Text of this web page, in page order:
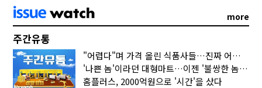
more
주간유통
"어렵다"며 가격 올린 식품사들…진짜 어려운 거 맞아?
'나쁜 놈'이라던 대형마트…이젠 '불쌍한 놈' 됐다
홈플러스, 2000억원으로 '시간'을 샀다